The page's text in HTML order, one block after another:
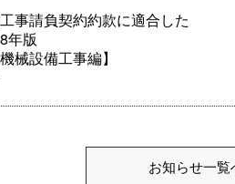
事請負契約約款に適合した
年版
械設備工事編】
お知らせ一覧